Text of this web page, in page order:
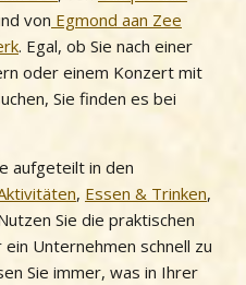
von Egmond aan Zee
. Egal, ob Sie nach einer
oder einem Konzert mit
Sie finden es bei
aufgeteilt in den
, Essen & Trinken,
Sie die praktischen
Unternehmen schnell zu
Sie immer, was in Ihrer